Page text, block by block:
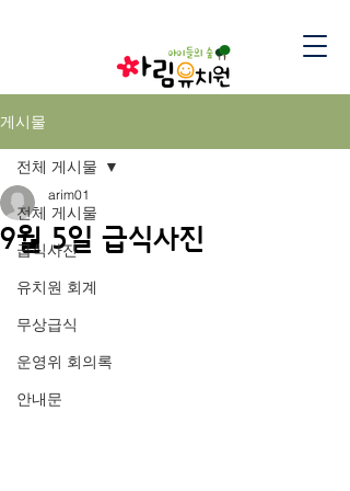
게시물
전체 게시물
급식사진
유치원 회계
무상급식
운영위 회의록
안내문
전체 게시물
9월 5일 급식사진
arim01